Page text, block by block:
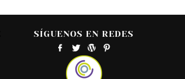
SÍGUENOS EN REDES